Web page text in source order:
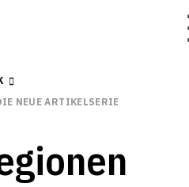
NEUE ARTIKELSERIE